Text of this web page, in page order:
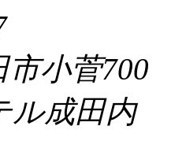
小菅700
ル成田内